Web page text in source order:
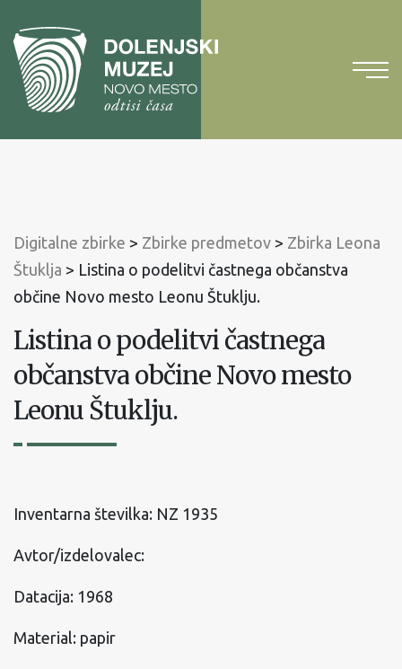
vsebinoNa
glavni
meni
Digitalne zbirke > Zbirke predmetov > Zbirka Leona
Štuklja > Listina o podelitvi častnega občanstva
občine Novo mesto Leonu Štuklju.
Listina o podelitvi častnega
občanstva občine Novo mesto
Leonu Štuklju.
Inventarna številka: NZ 1935
Avtor/izdelovalec:
Datacija: 1968
Material: papir